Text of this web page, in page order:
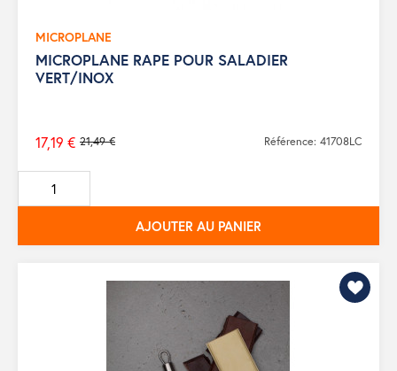
MICROPLANE
MICROPLANE RAPE POUR SALADIER
VERT/INOX
Prix
de
base
21,49 €
17,19 € Référence: 41708LC
AJOUTER AU PANIER